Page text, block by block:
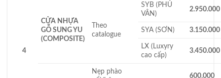
4
CỬA NHỰA
GỖ SUNG YU
(COMPOSITE)
Theo
catalogue
SYB (PHỦ
VÂN)
2.950.000
SYA (SƠN) 3.150.000
LX (Luxyry
cao cấp)
3.450.000
Nẹp phào
600.000